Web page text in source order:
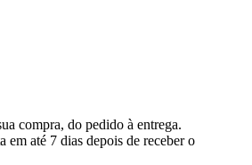
compra, do pedido à entrega.
em até 7 dias depois de receber o